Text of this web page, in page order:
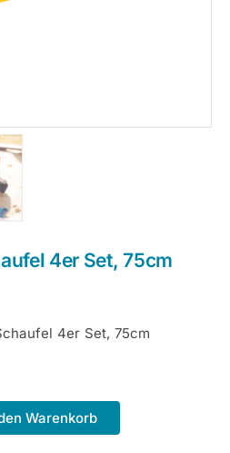
4er Set, 75cm
4er Set, 75cm
Warenkorb